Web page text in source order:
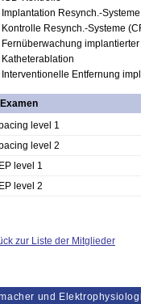
Implantation Resynch.-
Kontrolle Resynch.-Systeme
Fernüberwachung implantierter
Katheterablation
Interventionelle Entfernung
level 1
level 2
level 1
level 2
zur Liste der Mitglieder
und